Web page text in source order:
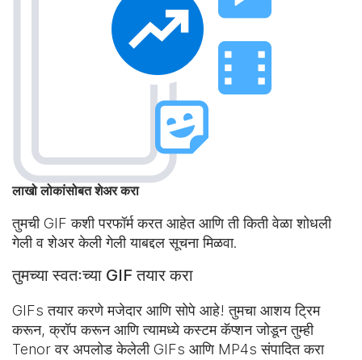
लाखो लोकांसोबत शेअर करा
तुमची GIF कशी परफॉर्म करत आहेत आणि ती किती वेळा शोधली
गेली व शेअर केली गेली याबद्दल सूचना मिळवा.
तुमच्या स्वतःच्या GIF तयार करा
GIFs तयार करणे मजेदार आणि सोपे आहे! तुमचा आशय ट्रिम
करून, क्रॉप करून आणि त्यामध्ये कस्टम कॅप्शन जोडून तुम्ही
Tenor वर अपलोड केलेली GIFs आणि MP4s संपादित करा